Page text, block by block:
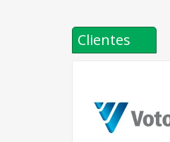
Clientes